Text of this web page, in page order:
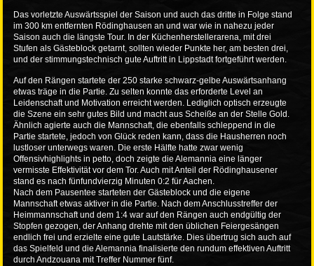
Das vorletzte Auswärtsspiel der Saison und auch das dritte in Folge stand
im 300 km entfernten Rödinghausen an und war wie in nahezu jeder
Saison auch die längste Tour. In der Küchenherstellerarena, mit drei
Stufen als Gästeblock getarnt, sollten wieder Punkte her, am besten drei,
und der stimmungstechnisch gute Auftritt in Lippstadt fortgeführt werden.
Auf den Rängen startete der 250 starke schwarz-gelbe Auswärtsanhang
etwas träge in die Partie. Zu selten konnte das erforderte Level an
Leidenschaft und Motivation erreicht werden. Lediglich optisch erzeugte
die Szene ein sehr gutes Bild und macht aus Scheiße an der Stelle Gold.
Ähnlich agierte auch die Mannschaft, die ebenfalls schleppend in die
Partie startete, jedoch von Glück reden kann, dass die Hausherren noch
lustloser unterwegs waren. Die erste Hälfte hatte zwar wenig
Offensivhighlights in petto, doch zeigte die Alemannia eine länger
vermisste Effektivität vor dem Tor. Auch mit Anteil der Rödinghausener
stand es nach fünfundvierzig Minuten 0:2 für Aachen.
Nach dem Pausentee starteten der Gästeblock und die eigene
Mannschaft etwas aktiver in die Partie. Nach dem Anschlusstreffer der
Heimmannschaft und dem 1:4 war auf den Rängen auch endgültig der
Stopfen gezogen, der Anhang drehte mit den üblichen Feiergesängen
endlich frei und erzielte eine gute Lautstärke. Dies übertrug sich auch auf
das Spielfeld und die Alemannia finalisierte den rundum effektiven Auftritt
durch Andzouana mit Treffer Nummer fünf.